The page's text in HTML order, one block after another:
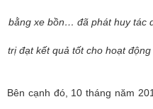
bằng xe bồn… đã phát huy tác
trị đạt kết quả tốt cho hoạt
Bên cạnh đó, 10 tháng năm